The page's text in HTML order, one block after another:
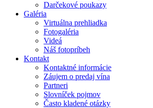
Darčekové poukazy
Galéria
Virtuálna prehliadka
Fotogaléria
Videá
Náš fotopríbeh
Kontakt
Kontaktné informácie
Záujem o predaj vína
Partneri
Slovníček pojmov
Často kladené otázky